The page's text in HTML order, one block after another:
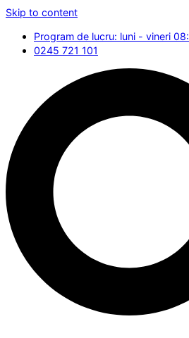
Skip to content
Program de lucru: luni - vineri
0245 721 101